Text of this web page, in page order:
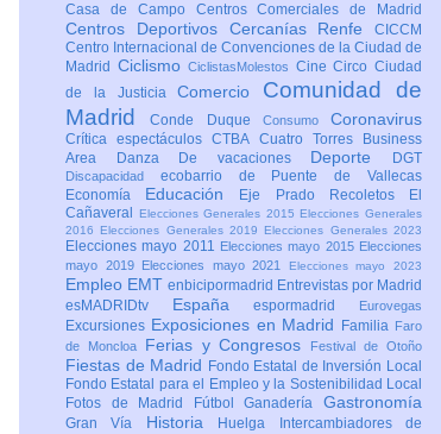
Casa de Campo Centros Comerciales de Madrid
Centros Deportivos Cercanías Renfe CICCM
Centro Internacional de Convenciones de la Ciudad de
Madrid CiclismoCiclistasMolestos CineCircoCiudad
de la JusticiaComercio Comunidad de
MadridConde Duque Consumo Coronavirus
Crítica espectáculosCTBA Cuatro Torres Business
Area
Danza De vacaciones Deporte DGT
Discapacidad ecobarrio de Puente de Vallecas
Economía Educación Eje Prado Recoletos
El
Cañaveral
Elecciones Generales 2015 Elecciones Generales
2016 Elecciones Generales 2019 Elecciones Generales 2023
Elecciones mayo 2011 Elecciones mayo 2015 Elecciones
mayo 2019
Elecciones mayo 2021 Elecciones mayo 2023
Empleo EMT enbicipormadrid Entrevistas por Madrid
esMADRIDtv Españaespormadrid Eurovegas
Excursiones Exposiciones en Madrid Familia Faro
de Moncloa
Ferias y Congresos Festival de Otoño
Fiestas de Madrid Fondo Estatal de Inversión Local
Fondo Estatal para el Empleo y la Sostenibilidad Local
Fotos de Madrid
FútbolGanaderíaGastronomía
Gran Vía Historia Huelga
Intercambiadores de